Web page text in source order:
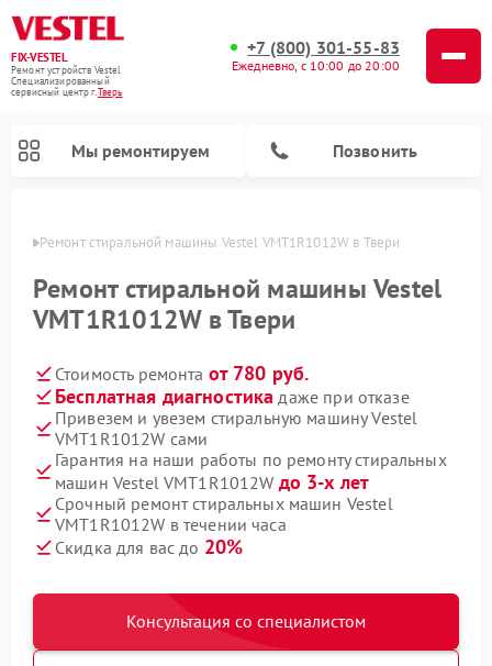
FIX-VESTEL
Ремонт устройств Vestel
Специализированный
cервисный центр г.Тверь
+7 (800) 301-55-83
Ежедневно, с 10:00 до 20:00
Мы ремонтируем Позвонить
Ремонт стиральной машины Vestel VMT1R1012W в Твери
Ремонт стиральной машины Vestel
VMT1R1012W в Твери
Стоимость ремонта от 780 руб.
Бесплатная диагностика даже при отказе
Привезем и увезем стиральную машину Vestel
VMT1R1012W сами
Гарантия на наши работы по ремонту стиральных
машин Vestel VMT1R1012W до 3-х лет
Срочный ремонт стиральных машин Vestel
VMT1R1012W в течении часа
Скидка для вас до 20%
Консультация со специалистом